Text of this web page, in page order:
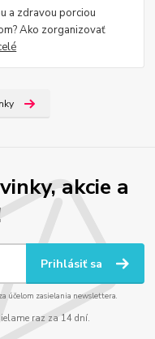
a zdravou porciou
Ako zorganizovať
akcie a
Prihlásiť sa
za účelom zasielania newslettera.
raz za 14 dní.